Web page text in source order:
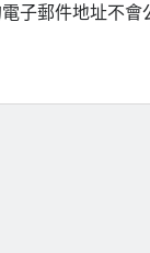
子郵件地址不會